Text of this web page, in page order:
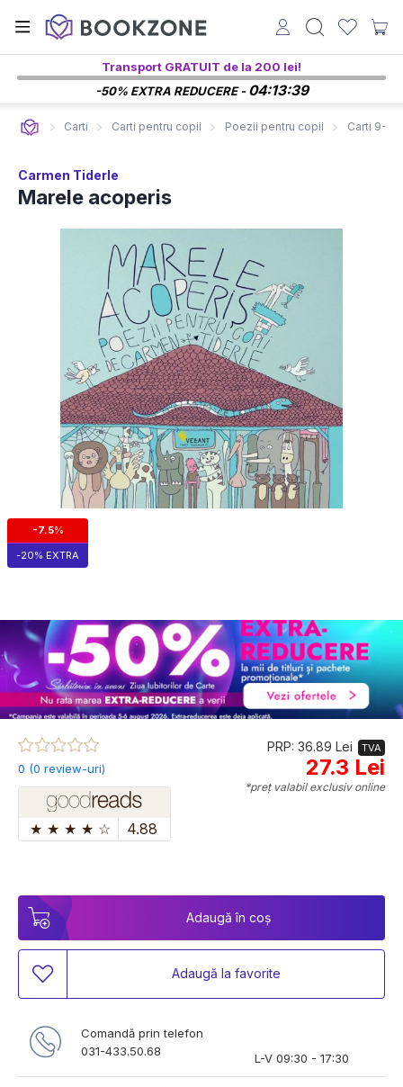
Transport GRATUIT de la 200 lei!
-50% EXTRA REDUCERE -04:13:38
Carti Carti pentru copii Poezii pentru copii Carti 9-
Carmen Tiderle
Marele acoperis
-7.5%
-20% EXTRA
0 (0 review-uri)
★ ★ ★ ★ ☆ 4.88
PRP: 36.89 Lei TVA
27.3 Lei
*preț valabil exclusiv online
Adaugă în coș
Adaugă la favorite
Comandă prin telefon
031-433.50.68
L-V 09:30 - 17:30